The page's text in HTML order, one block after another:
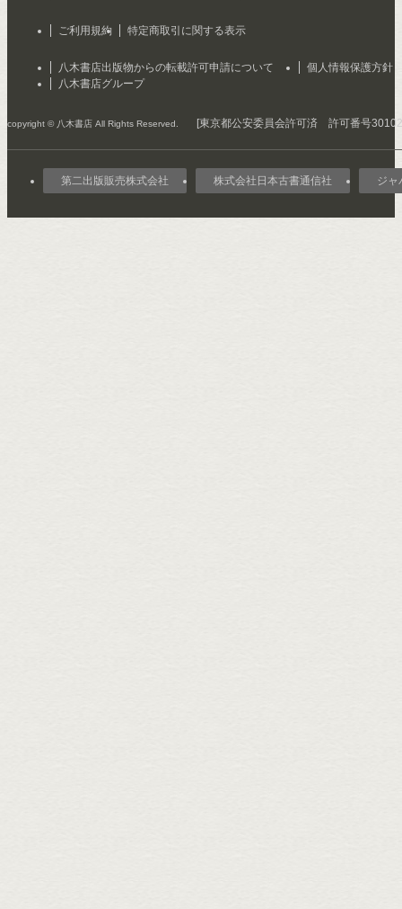
ご利用規約 特定商取引に関する表示
八木書店出版物からの転載許可申請について
個人情報保護方針
八木書店グループ
copyright © 八木書店 All Rights Reserved. [東京都公安委員会許可済 許可番号
第二出版販売株式会社 株式会社日本古書通信社 ジャ